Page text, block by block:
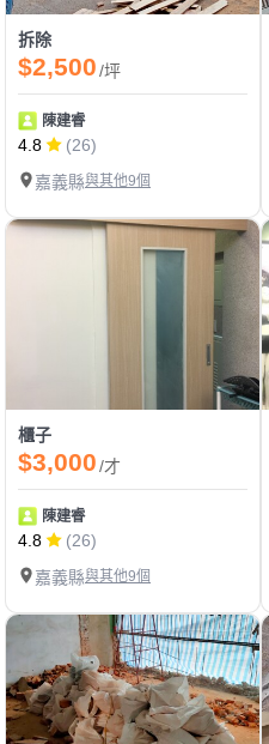
拆除
$2,500/坪
陳建睿
4.8
(26)
嘉義縣與其他9個
櫃子
$3,000/才
陳建睿
4.8
(26)
嘉義縣與其他9個